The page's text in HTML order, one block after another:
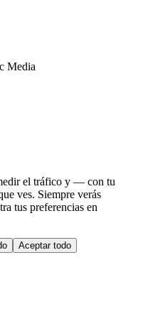
Media
el tráfico y — con tu
ves. Siempre verás
tus preferencias en
Aceptar todo